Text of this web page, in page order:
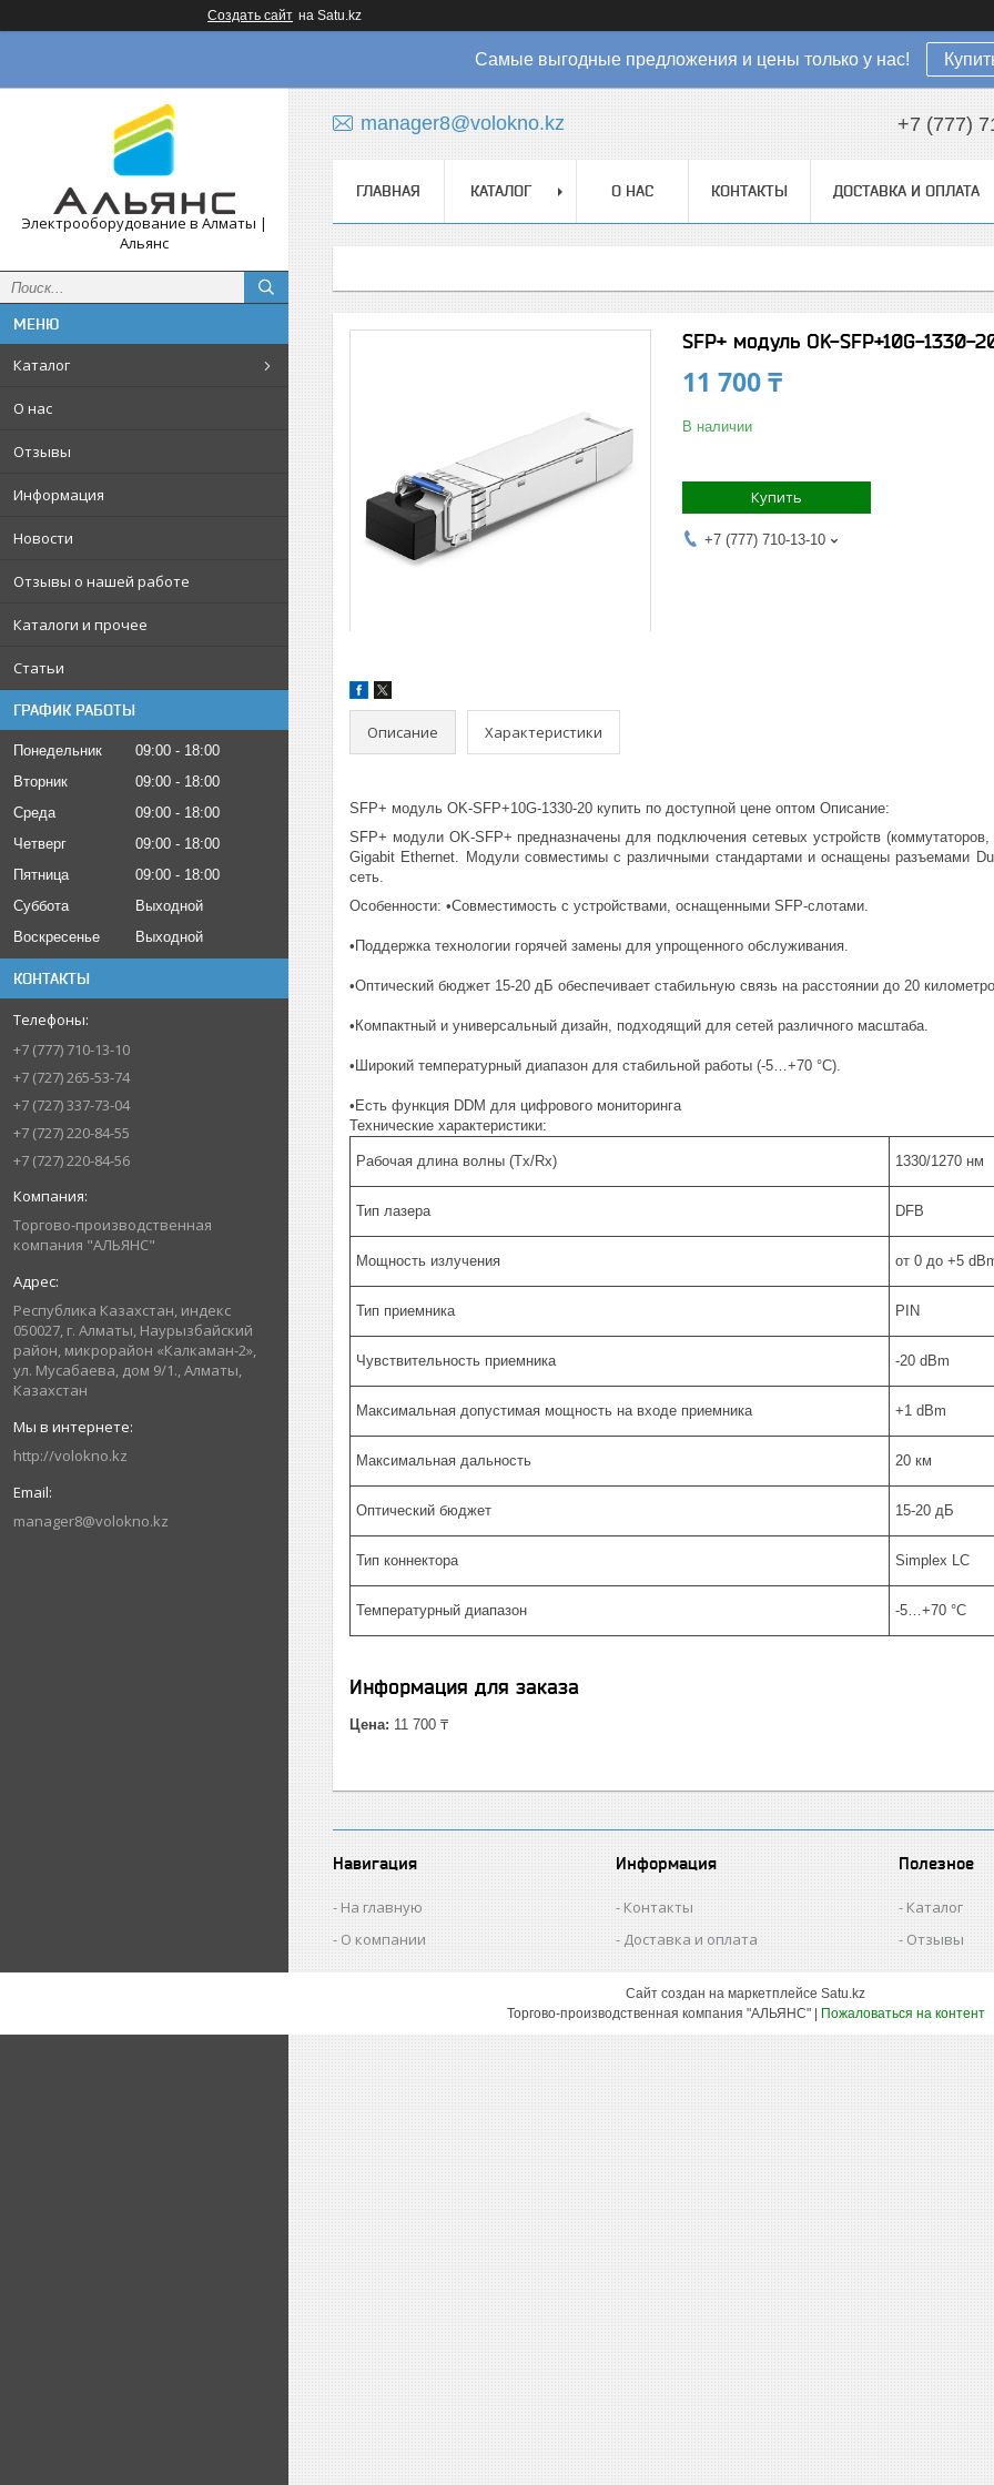
Создать сайт на Satu.kz
Самые выгодные предложения и цены только у нас!
Электрооборудование в Алматы |
Альянс
Каталог
О нас
Отзывы
Информация
Новости
Отзывы о нашей работе
Каталоги и прочее
Статьи
ГРАФИК РАБОТЫ
Понедельник 09:00
18:00
Вторник
09:00
18:00
Среда
09:00
18:00
Четверг
09:00
18:00
Пятница
09:00
18:00
Суббота
Выходной
Воскресенье
Выходной
КОНТАКТЫ
+7 (777) 710-13-10
+7 (727) 265-53-74
+7 (727) 337-73-04
+7 (727) 220-84-55
+7 (727) 220-84-56
Торгово-производственная
компания "АЛЬЯНС"
Республика Казахстан, индекс
050027, г. Алматы, Наурызбайский
район, микрорайон «Калкаман-2»,
ул. Мусабаева, дом 9/1., Алматы,
Казахстан
http://volokno.kz
manager8@volokno.kz
manager8@volokno.kz +7 (777)
ГЛАВНАЯ КАТАЛОГ О НАС КОНТАКТЫ ДОСТАВКА И ОПЛАТА
SFP+ модуль OK-SFP+10G-1330-
11 700 ₸
В наличии
Купить
+7 (777) 710-13-10
Описание Характеристики
SFP+ модуль OK-SFP+10G-1330-20 купить по доступной цене оптом Описание:
SFP+ модули OK-SFP+ предназначены для подключения сетевых устройств
Gigabit Ethernet. Модули совместимы с различными стандартами и оснащены разъемами
сеть.
Особенности: •Совместимость с устройствами, оснащенными SFP-слотами.
•Поддержка технологии горячей замены для упрощенного обслуживания.
•Оптический бюджет 15-20 дБ обеспечивает стабильную связь на расстоянии до 20
•Компактный и универсальный дизайн, подходящий для сетей различного масштаба.
•Широкий температурный диапазон для стабильной работы (-5…+70 °C).
•Есть функция DDM для цифрового мониторинга
Технические характеристики:
Рабочая длина волны (Tx/Rx) 1330/1270 нм
Тип лазера DFB
Мощность излучения от 0 до +5
Тип приемника PIN
Чувствительность приемника -20 dBm
Максимальная допустимая мощность на входе приемника +1 dBm
Максимальная дальность 20 км
Оптический бюджет 15-20 дБ
Тип коннектора Simplex LC
Температурный диапазон -5…+70 °C
Информация для заказа
Цена: 11 700 ₸
Навигация
На главную
О компании
Информация
Контакты
Доставка и оплата
Полезное
Каталог
Отзывы
Сайт создан на маркетплейсе Satu.kz
Пожаловаться на контент